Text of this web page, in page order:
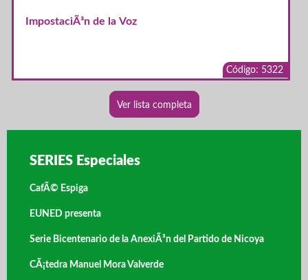
ImpostaciÃ³n de la Voz
Código: 5322
Ver lista completa
SERIES Especiales
CafÃ© Espiga
EUNED presenta
Serie Bicentenario de la AnexiÃ³n del Partido de Nicoya
CÃ¡tedra Manuel Mora Valverde